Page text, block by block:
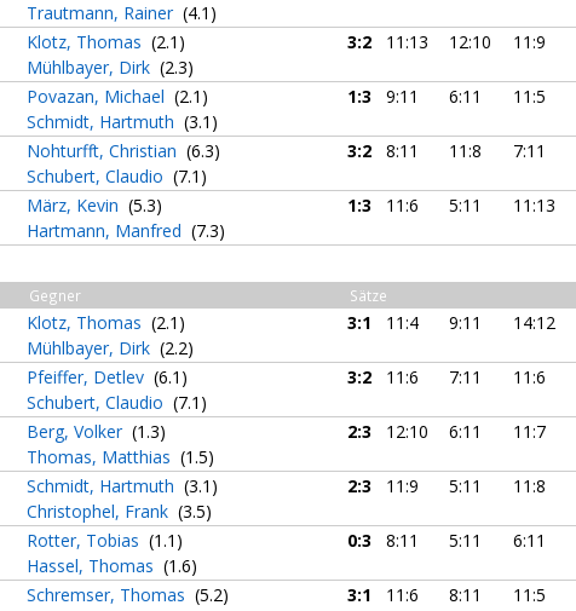
Trautmann, Rainer (4.1)
Klotz, Thomas (2.1)
Mühlbayer, Dirk (2.3)
3:2 11:13 12:10 11:9
Povazan, Michael (2.1)
Schmidt, Hartmuth (3.1)
1:3 9:11 6:11 11:5
Nohturfft, Christian (6.3)
Schubert, Claudio (7.1)
3:2 8:11 11:8 7:11
März, Kevin (5.3)
Hartmann, Manfred (7.3)
1:3 11:6 5:11 11:13
Gegner Sätze
Klotz, Thomas (2.1)
Mühlbayer, Dirk (2.2)
3:1 11:4 9:11 14:12
Pfeiffer, Detlev (6.1)
Schubert, Claudio (7.1)
3:2 11:6 7:11 11:6
Berg, Volker (1.3)
Thomas, Matthias (1.5)
2:3 12:10 6:11 11:7
Schmidt, Hartmuth (3.1)
Christophel, Frank (3.5)
2:3 11:9 5:11 11:8
Rotter, Tobias (1.1)
Hassel, Thomas (1.6)
0:3 8:11 5:11 6:11
Schremser, Thomas (5.2)
3:1 11:6 8:11 11:5